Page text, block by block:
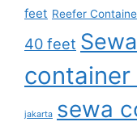
feet Reefer
40 feet
jakarta sewa